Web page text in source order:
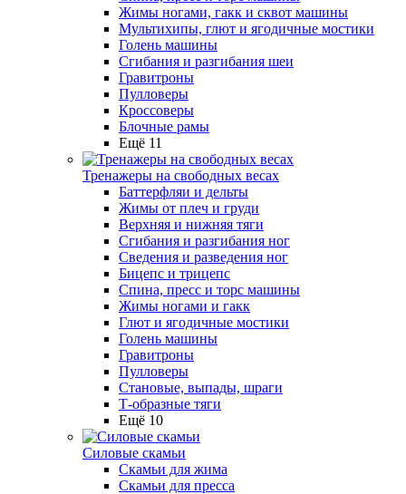
Жимы ногами, гакк и сквот машины
Мультихипы, глют и ягодичные мостики
Голень машины
Сгибания и разгибания шеи
Гравитроны
Пулловеры
Кроссоверы
Блочные рамы
Ещё 11
Тренажеры на свободных весах
Баттерфляи и дельты
Жимы от плеч и груди
Верхняя и нижняя тяги
Сгибания и разгибания ног
Сведения и разведения ног
Бицепс и трицепс
Спина, пресс и торс машины
Жимы ногами и гакк
Глют и ягодичные мостики
Голень машины
Гравитроны
Пулловеры
Становые, выпады, шраги
Т-образные тяги
Ещё 10
Силовые скамьи
Скамьи для жима
Скамьи для пресса